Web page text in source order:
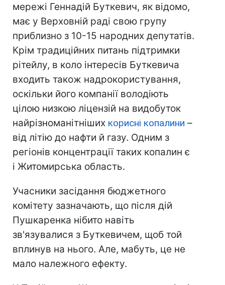
мережі Геннадій Буткевич, як відомо,
має у Верховній раді свою групу
приблизно з 10-15 народних депутатів.
Крім традиційних питань підтримки
рітейлу, в коло інтересів Буткевича
входить також надрокористування,
оскільки його компанії володіють
цілою низкою ліцензій на видобуток
найрізноманітніших корисні копалини –
від літію до нафти й газу. Одним з
регіонів концентрації таких копалин є
і Житомирська область.
Учасники засідання бюджетного
комітету зазначають, що після дій
Пушкаренка нібито навіть
зв'язувалися з Буткевичем, щоб той
вплинув на нього. Але, мабуть, це не
мало належного ефекту.